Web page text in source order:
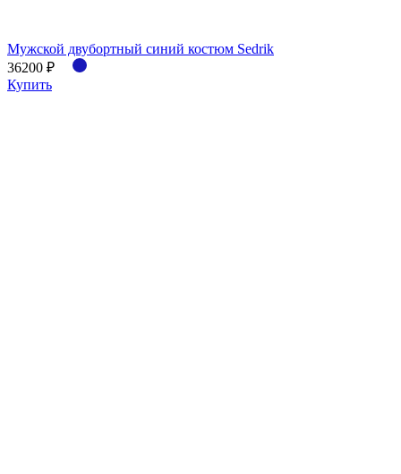
Мужской двубортный синий костюм Sedrik
36200 ₽
Купить